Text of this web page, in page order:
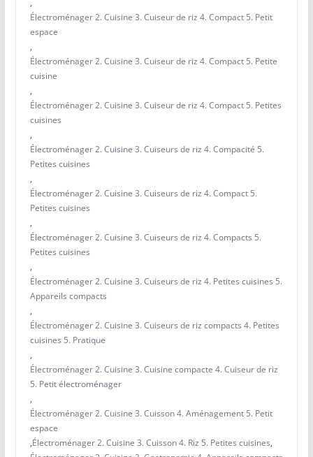
,
Électroménager 2. Cuisine 3. Cuiseur de riz 4. Compact 5. Petit
espace
,
Électroménager 2. Cuisine 3. Cuiseur de riz 4. Compact 5. Petite
cuisine
,
Électroménager 2. Cuisine 3. Cuiseur de riz 4. Compact 5. Petites
cuisines
,
Électroménager 2. Cuisine 3. Cuiseurs de riz 4. Compacité 5.
Petites cuisines
,
Électroménager 2. Cuisine 3. Cuiseurs de riz 4. Compact 5.
Petites cuisines
,
Électroménager 2. Cuisine 3. Cuiseurs de riz 4. Compacts 5.
Petites cuisines
,
Électroménager 2. Cuisine 3. Cuiseurs de riz 4. Petites cuisines 5.
Appareils compacts
,
Électroménager 2. Cuisine 3. Cuiseurs de riz compacts 4. Petites
cuisines 5. Pratique
,
Électroménager 2. Cuisine 3. Cuisine compacte 4. Cuiseur de riz
5. Petit électroménager
,
Électroménager 2. Cuisine 3. Cuisson 4. Aménagement 5. Petit
espace
,Électroménager 2. Cuisine 3. Cuisson 4. Riz 5. Petites cuisines,